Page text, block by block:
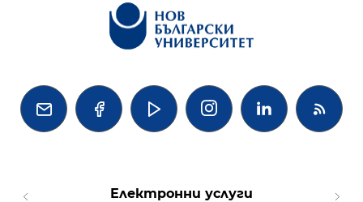
   
Електронни услуги